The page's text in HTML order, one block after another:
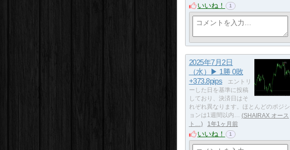
いいね！ 1
2025年7月2日
（水）▶ 1勝 0敗
+373.8pips
エントリ
ーした日を基準に投稿
しており、決済日はそ
れぞれ異なります。ほとんどのポジシ
ョンは1週間以内…
SHAIRAX オース
ト…
1年1ヶ月前
いいね！ 1